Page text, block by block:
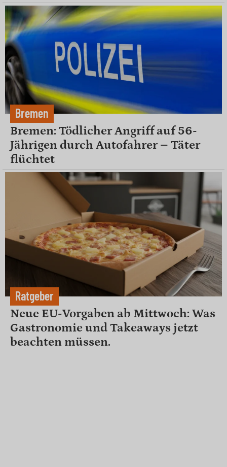
Bremen
Bremen: Tödlicher Angriff auf 56-
Jährigen durch Autofahrer – Täter
flüchtet
Ratgeber
Neue EU-Vorgaben ab Mittwoch: Was
Gastronomie und Takeaways jetzt
beachten müssen.